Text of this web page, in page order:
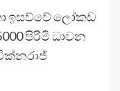
ඉසව්වේ ලෝකඩ
පිරිමි ධාවන